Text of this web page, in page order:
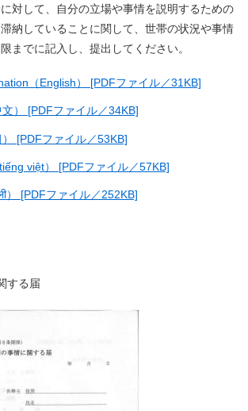
対して、自分の立場や事情を説明するための
納していることに関して、世帯の状況や事情
までに記入し、提出してください。
（English） [PDFファイル／31KB]
） [PDFファイル／34KB]
[PDFファイル／53KB]
việt） [PDFファイル／57KB]
） [PDFファイル／252KB]
する届